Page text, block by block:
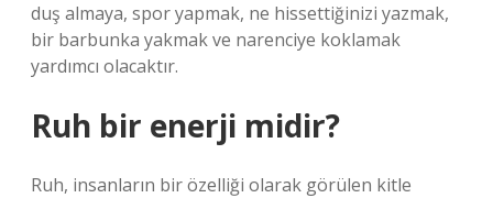
duş almaya, spor yapmak, ne hissettiğinizi yazmak,
bir barbunka yakmak ve narenciye koklamak
yardımcı olacaktır.
Ruh bir enerji midir?
Ruh, insanların bir özelliği olarak görülen kitle